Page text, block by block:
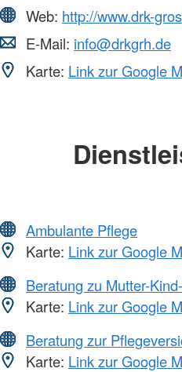
Web: http://www.drk-
E-Mail: info@drkgrh.de
Karte: Link zur Google
Ambulante Pflege
Karte: Link zur Google
Beratung zu Mutter-
Karte: Link zur Google
Beratung zur
Karte: Link zur Google